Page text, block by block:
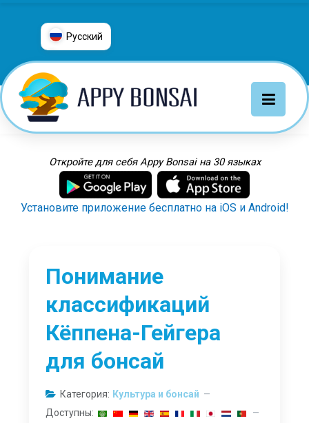
Русский
العربية
普通话
Deutsch
Français
Italiano
日本語
Русский
Откройте для себя Appy Bonsai на 30 языках
Установите приложение бесплатно на iOS и Android!
Понимание
классификаций
Кёппена-Гейгера
для бонсай
Категория: Культура и бонсай
Доступны: